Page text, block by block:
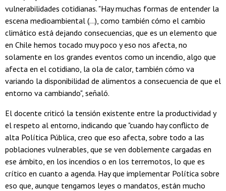
vulnerabilidades cotidianas. "Hay muchas formas de entender la
escena medioambiental (...), como también cómo el cambio
climático está dejando consecuencias, que es un elemento que
en Chile hemos tocado muy poco y eso nos afecta, no
solamente en los grandes eventos como un incendio, algo que
afecta en el cotidiano, la ola de calor, también cómo va
variando la disponibilidad de alimentos a consecuencia de que el
entorno va cambiando", señaló.
El docente criticó la tensión existente entre la productividad y
el respeto al entorno, indicando que "cuando hay conflicto de
alta Política Pública, creo que eso afecta, sobre todo a las
poblaciones vulnerables, que se ven doblemente cargadas en
ese ámbito, en los incendios o en los terremotos, lo que es
crítico en cuanto a agenda. Hay que implementar Política sobre
eso que, aunque tengamos leyes o mandatos, están mucho